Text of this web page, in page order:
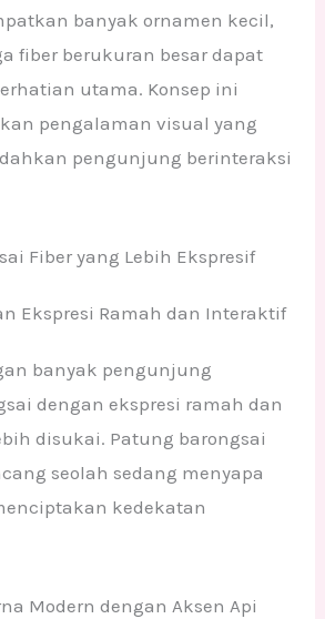
banyak ornamen kecil,
fiber berukuran besar dapat
utama. Konsep ini
pengalaman visual yang
pengunjung berinteraksi
Fiber yang Lebih Ekspresif
Ekspresi Ramah dan Interaktif
banyak pengunjung
dengan ekspresi ramah dan
disukai. Patung barongsai
seolah sedang menyapa
kedekatan
Modern dengan Aksen Api